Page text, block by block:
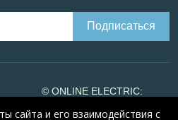
© ONLINE ELECTRIC:
сайта и его взаимодействия с